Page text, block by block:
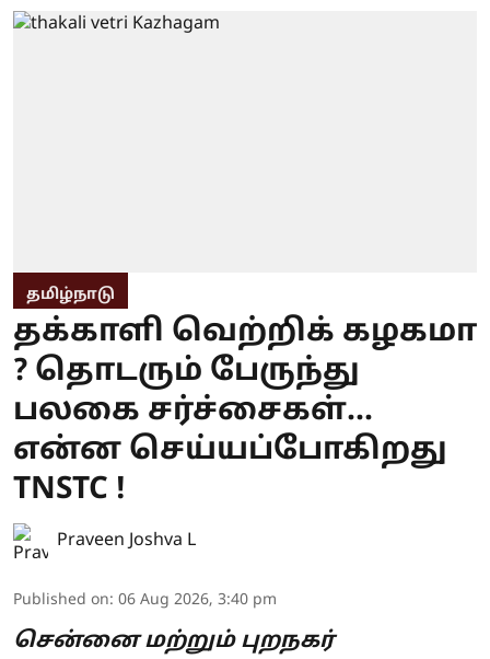
தமிழ்நாடு
தக்காளி வெற்றிக் கழகமா
? தொடரும் பேருந்து
பலகை சர்ச்சைகள்...
என்ன செய்யப்போகிறது
TNSTC !
Praveen Joshva L
Published on: 06 Aug 2026, 3:40 pm
சென்னை மற்றும் புறநகர்